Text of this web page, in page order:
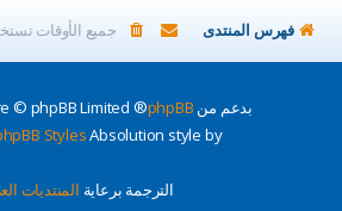
فهرس المنتدى جميع الأوقات
بدعم من phpBB
® Forum Software © phpBB Limited
Absolution style by
Styles
الترجمة برعاية المنتديات